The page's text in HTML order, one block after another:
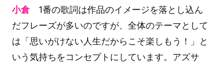
小倉1番の歌詞は作品のイメージを落とし込ん
だフレーズが多いのですが、全体のテーマとして
は「思いがけない人生だからこそ楽しもう！」と
いう気持ちをコンセプトにしています。アズサ